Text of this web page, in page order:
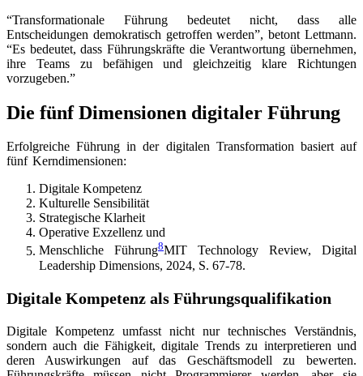
“Transformationale Führung bedeutet nicht, dass alle
Entscheidungen demokratisch getroffen werden”, betont Lettmann.
“Es bedeutet, dass Führungskräfte die Verantwortung übernehmen,
ihre Teams zu befähigen und gleichzeitig klare Richtungen
vorzugeben.”
Die fünf Dimensionen digitaler Führung
Erfolgreiche Führung in der digitalen Transformation basiert auf
fünf Kerndimensionen:
Digitale Kompetenz
Kulturelle Sensibilität
Strategische Klarheit
Operative Exzellenz und
Menschliche Führung8MIT Technology Review, Digital
Leadership Dimensions, 2024, S. 67-78.
Digitale Kompetenz als Führungsqualifikation
Digitale Kompetenz umfasst nicht nur technisches Verständnis,
sondern auch die Fähigkeit, digitale Trends zu interpretieren und
deren Auswirkungen auf das Geschäftsmodell zu bewerten.